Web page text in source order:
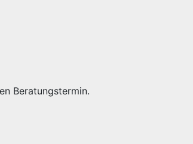
Beratungstermin.